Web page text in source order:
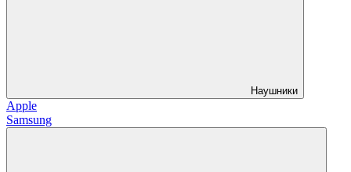
Наушники
Apple
Samsung